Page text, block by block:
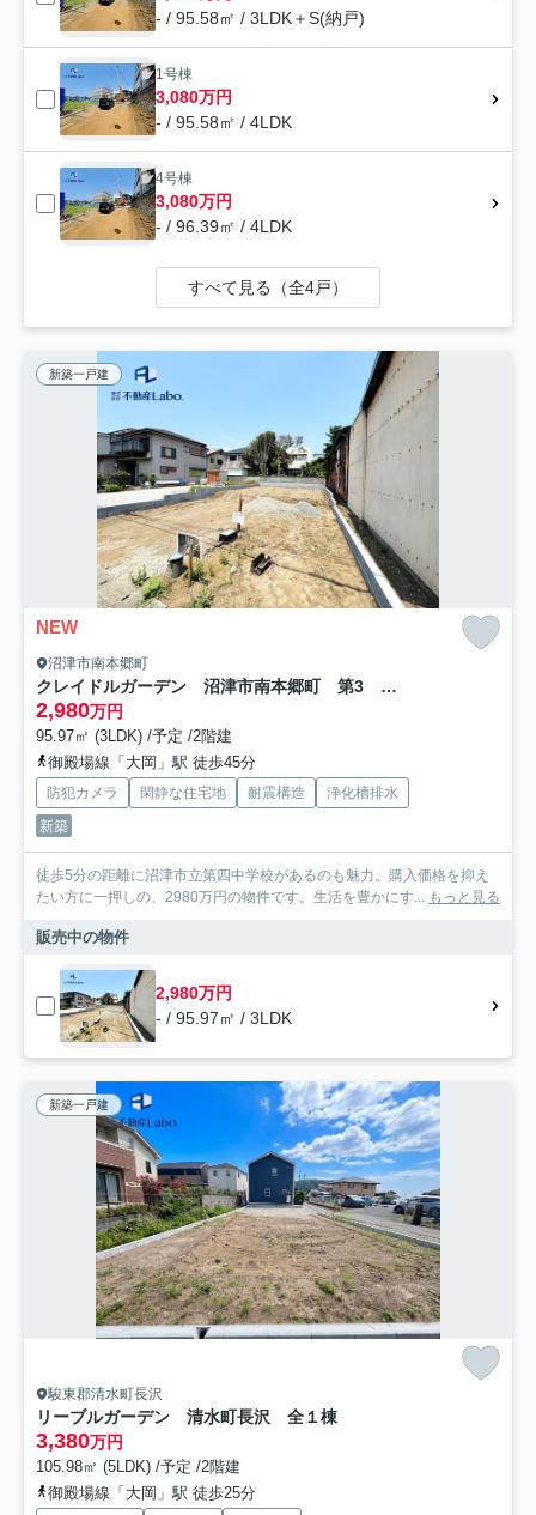
- / 95.58㎡ / 3LDK＋S(納戸)
1号棟
3,080万円
- / 95.58㎡ / 4LDK
4号棟
3,080万円
- / 96.39㎡ / 4LDK
すべて見る（全4戸）
新築一戸建
NEW
沼津市南本郷町
クレイドルガーデン 沼津市南本郷町 第3 全1棟
2,980万円
95.97㎡ (3LDK) /予定 /2階建
御殿場線「大岡」駅 徒歩45分
防犯カメラ 閑静な住宅地 耐震構造
浄化槽排水
新築
徒歩5分の距離に沼津市立第四中学校があるのも魅力。購入価格を抑え
たい方に一押しの、2980万円の物件です。生活を豊かにす... もっと見る
販売中の物件
2,980万円
- / 95.97㎡ / 3LDK
新築一戸建
駿東郡清水町長沢
リーブルガーデン 清水町長沢 全１棟
3,380万円
105.98㎡ (5LDK) /予定 /2階建
御殿場線「大岡」駅 徒歩25分